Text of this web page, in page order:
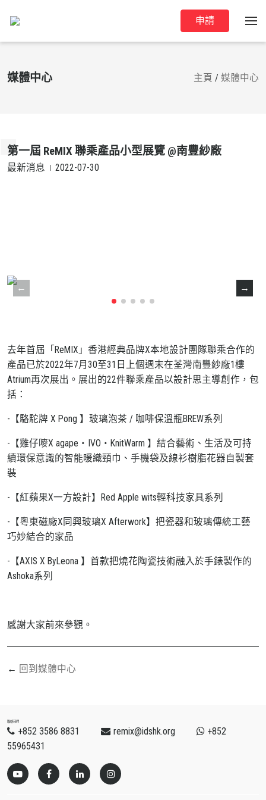
申請
媒體中心 主頁 / 媒體中心
第一屆 ReMIX 聯乘產品小型展覽 @南豐紗廠
最新消息 2022-07-30
去年首屆「ReMIX」香港經典品牌X本地設計團隊聯乘合作的
產品已於2022年7月30至31日上個週末在荃灣南豐紗廠1樓
Atrium再次展出。展出的22件聯乘產品以設計思主導創作，包
括：
-【駱駝牌 X Pong 】玻璃泡茶 / 咖啡保溫瓶BREW系列
-【雞仔嘜X agape・IVO・KnitWarm 】結合藝術、生活及可持
續環保意識的智能暖織頸巾、手機袋及線衫樹脂花器自製套
裝
-【紅蘋果X一方設計】Red Apple wits輕科技家具系列
-【粵東磁廠X同興玻璃X Afterwork】把瓷器和玻璃傳統工藝
巧妙結合的家品
-【AXIS X ByLeona 】首款把燒花陶瓷技術融入於手錶製作的
Ashoka系列
感謝大家前來參觀。
回到媒體中心
聯絡我們
+852 3586 8831 remix@idshk.org
+852
55965431